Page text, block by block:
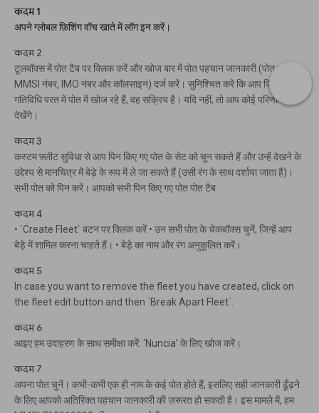
कदम 1
अपने ग्लोबल फ़िशिंग वॉच खाते में लॉग इन करें।
कदम 2
टूलबॉक्स में पोत टैब पर क्लिक करें और खोज बार में पोत पहचान जानकारी (पोत का नाम,
MMSI नंबर, IMO नंबर और कॉलसाइन) दर्ज करें। सुनिश्चित करें कि आप जिस
गतिविधि परत में पोत में खोज रहे हैं, वह सक्रिय है। यदि नहीं, तो आप कोई परिणाम नहीं
देखेंगे।
कदम 3
कस्टम फ़्लीट सुविधा से आप पिन किए गए पोत के सेट को चुन सकते हैं और उन्हें देखने के
उद्देश्य से मानचित्र में बेड़े के रूप में ले जा सकते हैं (उसी रंग के साथ दर्शाया जाता है)।
सभी पोत को पिन करें। आपको सभी पिन किए गए पोत पोत टैब
कदम 4
• `Create Fleet` बटन पर क्लिक करें • उन सभी पोत के चेकबॉक्स चुनें, जिन्हें आप
बेड़े में शामिल करना चाहते हैं। • बेड़े का नाम और रंग अनुकूलित करें।
कदम 5
In case you want to remove the fleet you have created, click on
the fleet edit button and then `Break Apart Fleet`.
कदम 6
आइए हम उदाहरण के साथ समीक्षा करें: ‘Nuncia’ के लिए खोज करें।
कदम 7
अपना पोत चुनें। कभी-कभी एक ही नाम के कई पोत होते हैं, इसलिए सही जानकारी ढूँढ़ने
के लिए आपको अतिरिक्त पहचान जानकारी की ज़रूरत हो सकती है। इस मामले में, हम